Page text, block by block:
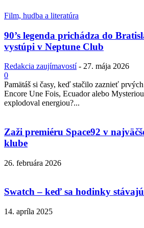
Film, hudba a literatúra
90’s legenda prichádza do
vystúpi v Neptune Club
Redakcia zaujímavostí - 27. mája 2026
0
Pamätáš si časy, keď stačilo zaznieť
Encore Une Fois, Ecuador alebo
explodoval energiou?...
Zaži premiéru Space92 v
klube
26. februára 2026
Swatch – keď sa hodinky
14. apríla 2025